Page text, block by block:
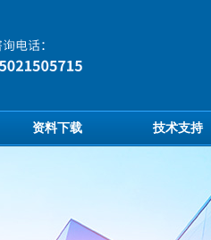
资料下载 技术支持